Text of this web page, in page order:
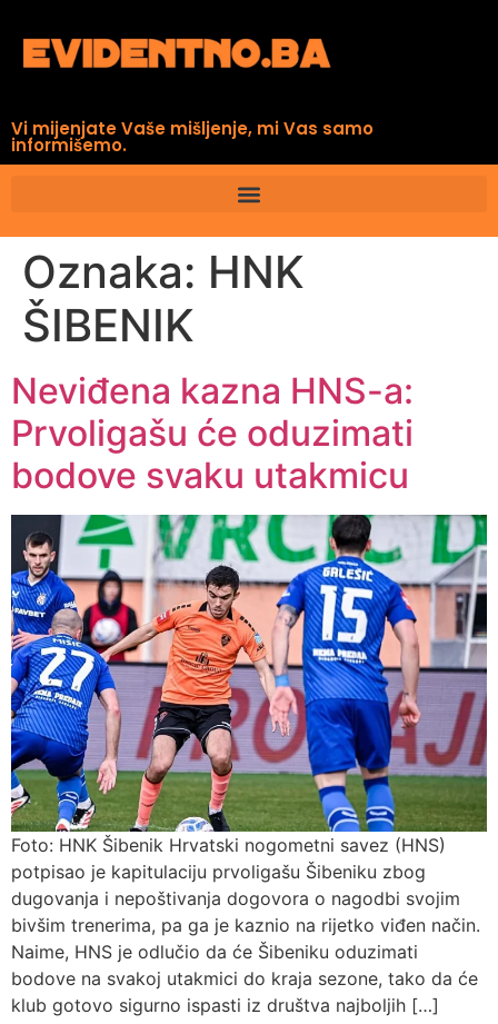
Vi mijenjate Vaše mišljenje, mi Vas samo
informišemo.
Oznaka: HNK
ŠIBENIK
Neviđena kazna HNS-a:
Prvoligašu će oduzimati
bodove svaku utakmicu
Foto: HNK Šibenik Hrvatski nogometni savez (HNS)
potpisao je kapitulaciju prvoligašu Šibeniku zbog
dugovanja i nepoštivanja dogovora o nagodbi svojim
bivšim trenerima, pa ga je kaznio na rijetko viđen način.
Naime, HNS je odlučio da će Šibeniku oduzimati
bodove na svakoj utakmici do kraja sezone, tako da će
klub gotovo sigurno ispasti iz društva najboljih […]